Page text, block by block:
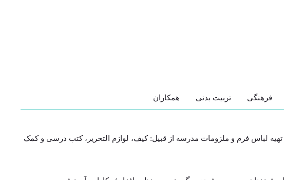
فرهنگی تربیت بدنی همکاران
تهیه لباس فرم و ملزومات مدرسه از قبیل: کیف، لوازم التحریر، کتب درسی و کمک